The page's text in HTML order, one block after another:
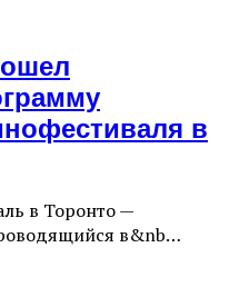
в
в Торонто —
в&nb…